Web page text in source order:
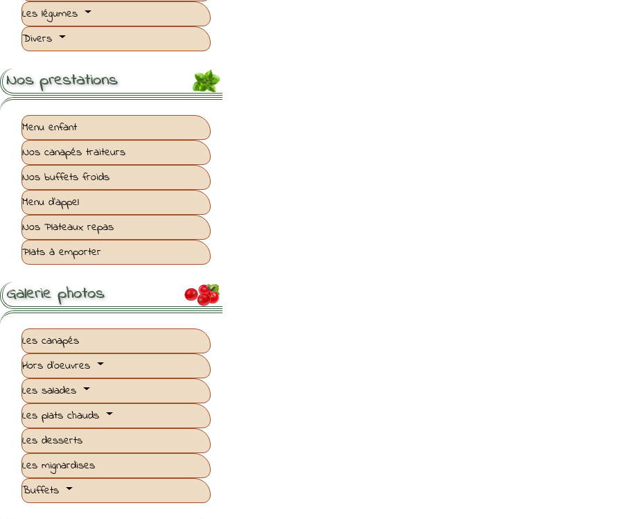
Les légumes
Divers
Nos prestations
Menu enfant
Nos canapés traiteurs
Nos buffets froids
Menu d'appel
Nos Plateaux repas
Plats à emporter

Galerie photos
Les canapés
Hors d'oeuvres
Les salades
Les plats chauds
Les desserts
Les mignardises
Buffets